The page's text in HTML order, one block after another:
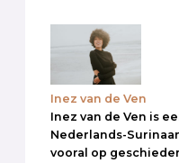
Inez van de Ven
Inez van de Ven is
Nederlands-
vooral op